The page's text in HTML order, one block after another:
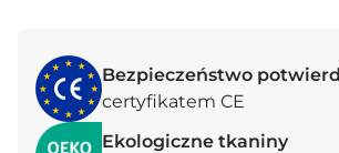
Bezpieczeństwo
certyfikatem CE
Ekologiczne tkaniny